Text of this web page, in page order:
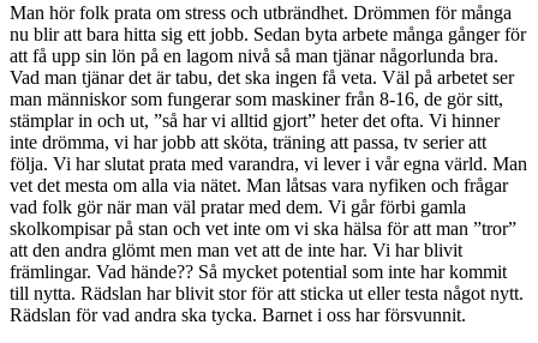
Man hör folk prata om stress och utbrändhet. Drömmen för många
nu blir att bara hitta sig ett jobb. Sedan byta arbete många gånger för
att få upp sin lön på en lagom nivå så man tjänar någorlunda bra.
Vad man tjänar det är tabu, det ska ingen få veta. Väl på arbetet ser
man människor som fungerar som maskiner från 8-16, de gör sitt,
stämplar in och ut, ”så har vi alltid gjort” heter det ofta. Vi hinner
inte drömma, vi har jobb att sköta, träning att passa, tv serier att
följa. Vi har slutat prata med varandra, vi lever i vår egna värld. Man
vet det mesta om alla via nätet. Man låtsas vara nyfiken och frågar
vad folk gör när man väl pratar med dem. Vi går förbi gamla
skolkompisar på stan och vet inte om vi ska hälsa för att man ”tror”
att den andra glömt men man vet att de inte har. Vi har blivit
främlingar. Vad hände?? Så mycket potential som inte har kommit
till nytta. Rädslan har blivit stor för att sticka ut eller testa något nytt.
Rädslan för vad andra ska tycka. Barnet i oss har försvunnit.